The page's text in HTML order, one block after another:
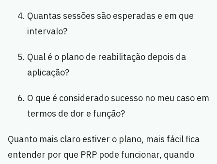
Quantas sessões são esperadas e em que
intervalo?
Qual é o plano de reabilitação depois da
aplicação?
O que é considerado sucesso no meu caso em
termos de dor e função?
Quanto mais claro estiver o plano, mais fácil fica
entender por que PRP pode funcionar, quando